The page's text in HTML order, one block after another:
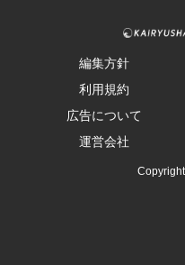
編集方針
利用規約
広告について
運営会社